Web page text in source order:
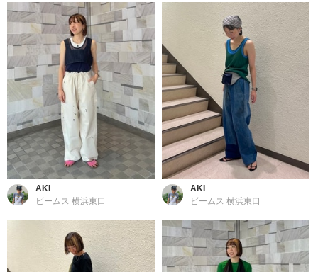
AKI
ビームス 横浜東口
AKI
ビームス 横浜東口